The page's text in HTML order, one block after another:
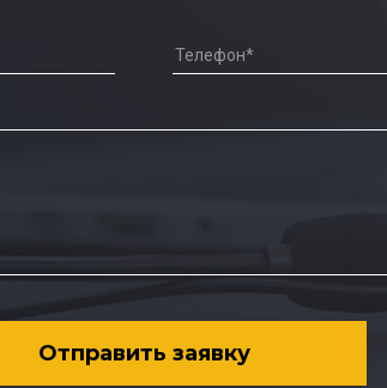
Отправить заявку